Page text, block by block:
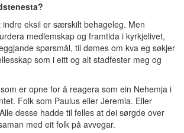
indre eksil er særskilt behageleg. Men
medlemskap og framtida i kyrkjelivet,
spørsmål, til dømes om kva eg søkjer
som i eitt og alt stadfester meg og
er opne for å reagera som ein Nehemja i
Folk som Paulus eller Jeremia. Eller
desse hadde til felles at dei sørgde over
med eit folk på avvegar.